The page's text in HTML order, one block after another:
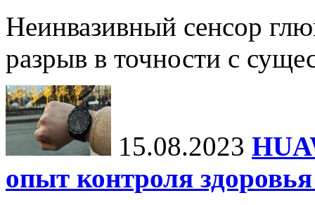
Неинвазивный сенсор
разрыв в точности с
15.08.2023
опыт контроля